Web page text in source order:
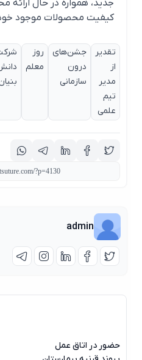
جدید، همواره در حال ارائه
کیفیت محصولات موجود خود
تقدیر
مدیر
تیم
علمی
جشن‌های
درون
سازمانی
روز
معلم
شرکت
دانش
بنیان
admin
حضور در اتاق عمل